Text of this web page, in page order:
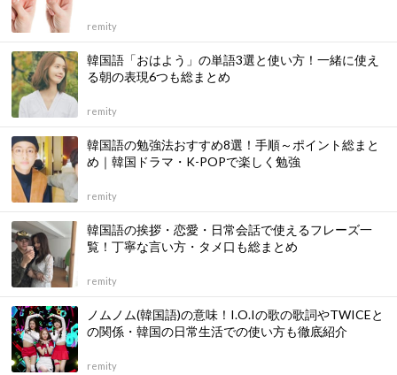
remity
韓国語「おはよう」の単語3選と使い方！一緒に使え
る朝の表現6つも総まとめ
remity
韓国語の勉強法おすすめ8選！手順～ポイント総まと
め｜韓国ドラマ・K-POPで楽しく勉強
remity
韓国語の挨拶・恋愛・日常会話で使えるフレーズ一
覧！丁寧な言い方・タメ口も総まとめ
remity
ノムノム(韓国語)の意味！I.O.Iの歌の歌詞やTWICEと
の関係・韓国の日常生活での使い方も徹底紹介
remity